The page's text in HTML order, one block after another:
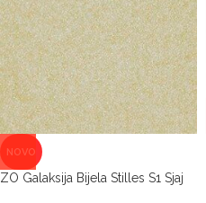
NOVO
ZO Galaksija Bijela Stilles S1 Sjaj